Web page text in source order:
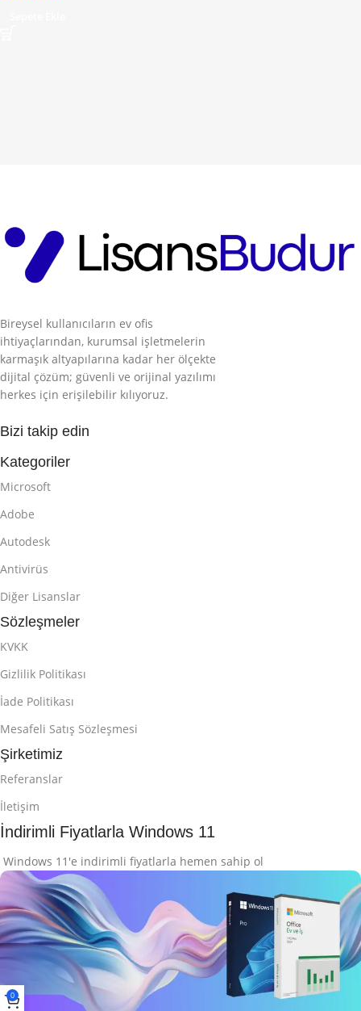
Bireysel kullanıcıların ev ofis
ihtiyaçlarından, kurumsal işletmelerin
karmaşık altyapılarına kadar her ölçekte
dijital çözüm; güvenli ve orijinal yazılımı
herkes için erişilebilir kılıyoruz.
Bizi takip edin
Kategoriler
Microsoft
Adobe
Autodesk
Antivirüs
Diğer Lisanslar
Sözleşmeler
KVKK
Gizlilik Politikası
İade Politikası
Mesafeli Satış Sözleşmesi
Şirketimiz
Referanslar
İletişim
İndirimli Fiyatlarla Windows 11
Windows 11'e indirimli fiyatlarla hemen sahip ol
0